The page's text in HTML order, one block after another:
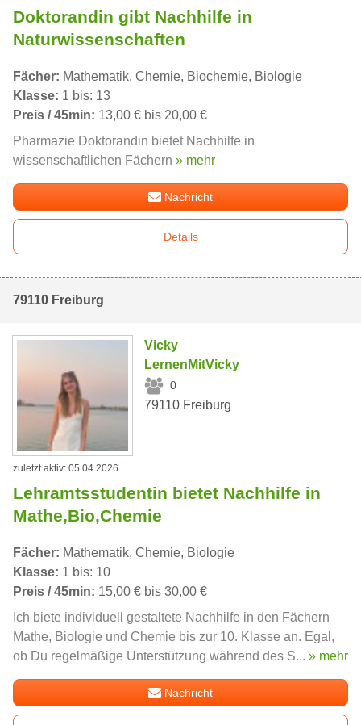
Doktorandin gibt Nachhilfe in
Naturwissenschaften
Fächer: Mathematik, Chemie, Biochemie, Biologie
Klasse: 1 bis: 13
Preis / 45min: 13,00 € bis 20,00 €
Pharmazie Doktorandin bietet Nachhilfe in
wissenschaftlichen Fächern » mehr
Nachricht
Details
79110 Freiburg
Vicky
LernenMitVicky
0
79110 Freiburg
zuletzt aktiv: 05.04.2026
Lehramtsstudentin bietet Nachhilfe in
Mathe,Bio,Chemie
Fächer: Mathematik, Chemie, Biologie
Klasse: 1 bis: 10
Preis / 45min: 15,00 € bis 30,00 €
Ich biete individuell gestaltete Nachhilfe in den Fächern
Mathe, Biologie und Chemie bis zur 10. Klasse an. Egal,
ob Du regelmäßige Unterstützung während des S... » mehr
Nachricht